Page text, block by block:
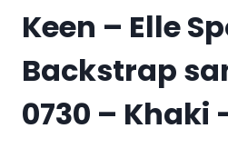
Keen – Elle
Backstrap
0730 – Khaki